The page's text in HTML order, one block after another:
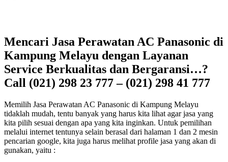
Mencari Jasa Perawatan AC Panasonic di
Kampung Melayu dengan Layanan
Service Berkualitas dan Bergaransi…?
Call (021) 298 23 777 – (021) 298 41 777
Memilih Jasa Perawatan AC Panasonic di Kampung Melayu
tidaklah mudah, tentu banyak yang harus kita lihat agar jasa yang
kita pilih sesuai dengan apa yang kita inginkan. Untuk pemilihan
melalui internet tentunya selain berasal dari halaman 1 dan 2 mesin
pencarian google, kita juga harus melihat profile jasa yang akan di
gunakan, yaitu :